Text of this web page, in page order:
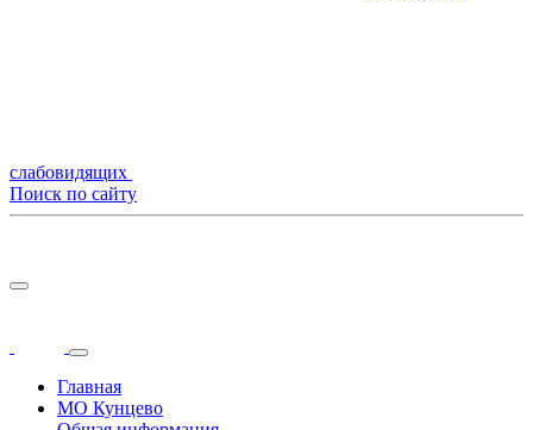
слабовидящих
Поиск по сайту
Главная
МО Кунцево